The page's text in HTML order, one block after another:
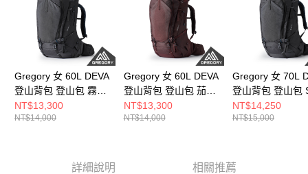
Gregory 女 60L DEVA
登山背包 登山包 霧
灰， XS
NT$13,300
NT$14,000
Gregory 女 60L DEVA
登山背包 登山包 茄子
色， S
NT$13,300
NT$14,000
Gregory 女 70L
登山背包 登山包
灰
NT$14,250
NT$15,000
詳細說明 相關推薦